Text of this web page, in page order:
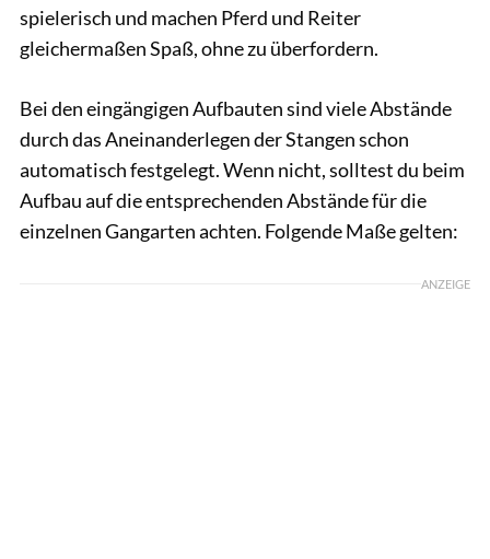
spielerisch und machen Pferd und Reiter
gleichermaßen Spaß, ohne zu überfordern.
Bei den eingängigen Aufbauten sind viele Abstände
durch das Aneinanderlegen der Stangen schon
automatisch festgelegt. Wenn nicht, solltest du beim
Aufbau auf die entsprechenden Abstände für die
einzelnen Gangarten achten. Folgende Maße gelten:
ANZEIGE